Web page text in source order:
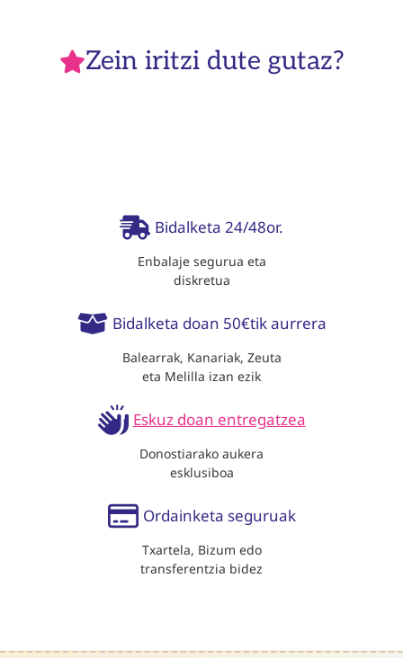
Zein iritzi dute gutaz?
Bidalketa 24/48or.
Enbalaje segurua eta
diskretua
Bidalketa doan 50€tik aurrera
Balearrak, Kanariak, Zeuta
eta Melilla izan ezik
Eskuz doan entregatzea
Donostiarako aukera
esklusiboa
Ordainketa seguruak
Txartela, Bizum edo
transferentzia bidez